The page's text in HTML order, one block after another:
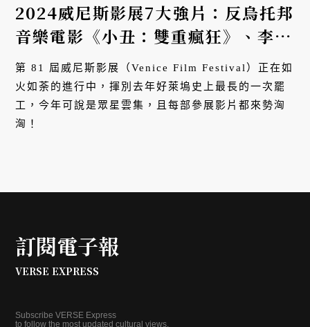
2024威尼斯影展7大強片：反烏托邦
音樂電影《小丑：雙重瘋狂》、李康
生主演《默視錄》、雙影后強強聯手
《隔壁房間》⋯「金獅獎」究竟獎落
誰家？
第 81 屆威尼斯影展（Venice Film Festival）正在如
火如荼的進行中，揮別去年好萊塢史上最長的一次罷
工，今年可說是眾星雲集，且每部參展影片都來勢洶
洶！
訂閱電子報
VERSE EXPRESS
Subscribe VERSE Express
to follow the most updated cultural views.